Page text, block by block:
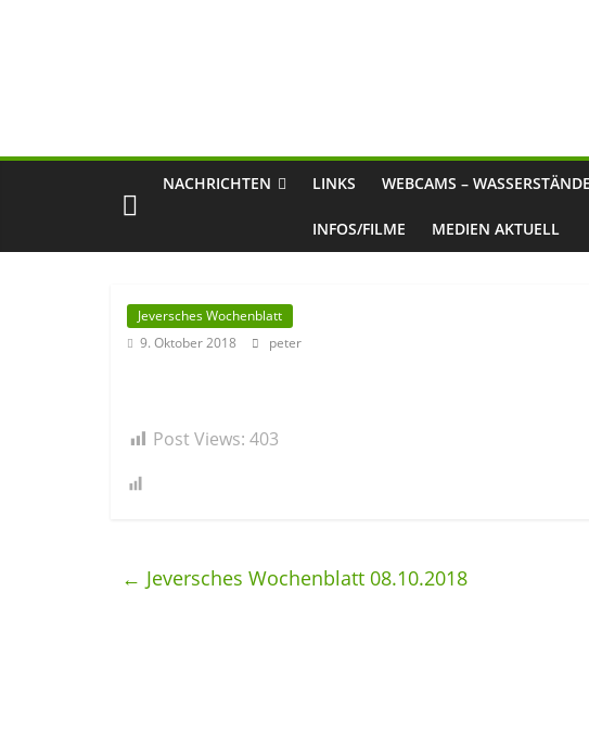
NACHRICHTEN LINKS WEBCAMS –
INFOS/FILME MEDIEN AKTUELL
Jeversches Wochenblatt
9. Oktober 2018
peter
Post Views: 403
← Jeversches Wochenblatt 08.10.2018